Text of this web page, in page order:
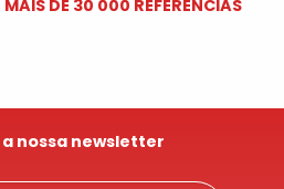
MAIS DE 30 000 REFERÊNCIAS
nossa newsletter